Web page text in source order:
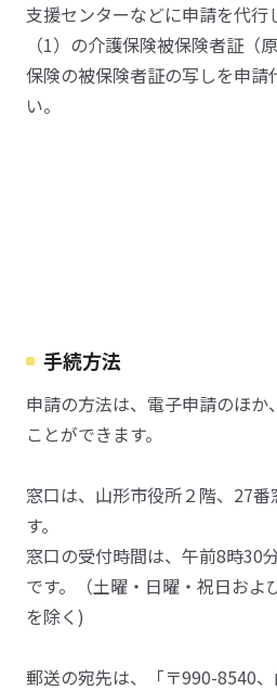
支援センターなどに申請を代行
（1）の介護保険被保険者証（
保険の被保険者証の写しを申請
い。
手続方法
申請の方法は、電子申請のほか
ことができます。
窓口は、山形市役所２階、27
す。
窓口の受付時間は、午前8時30
です。（土曜・日曜・祝日およ
を除く)
郵送の宛先は、「〒990-8540